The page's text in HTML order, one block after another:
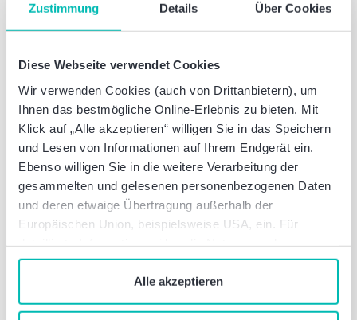
Zustimmung Details Über Cookies
Diese Webseite verwendet Cookies
Wir verwenden Cookies (auch von Drittanbietern), um
Ihnen das bestmögliche Online-Erlebnis zu bieten. Mit
Klick auf „Alle akzeptieren“ willigen Sie in das Speichern
und Lesen von Informationen auf Ihrem Endgerät ein.
Ebenso willigen Sie in die weitere Verarbeitung der
gesammelten und gelesenen personenbezogenen Daten
und deren etwaige Übertragung außerhalb der
Europäischen Union, beispielsweise USA, ein. Für
Verwaltung von Cookies klicken Sie auf „Details“. Mit
dem Klick auf „Cookies verbieten“ lehnen Sie die
Verwendung von zustimmungspflichtigen Cookies ab. Sie
Alle akzeptieren
Sebastian Billig
Partner
Rechtsanwalt
Mareike Höcker
Manager
Rechtsanwältin
Director